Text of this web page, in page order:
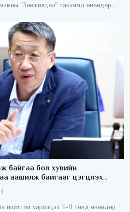
"Зөвшилцөл" танхимд өнөөдөр
байгаа бол хувийн
аашилж байгааг цэгцлэх
1
нийттэй харилцах 11-11 төвд өнөөдөр